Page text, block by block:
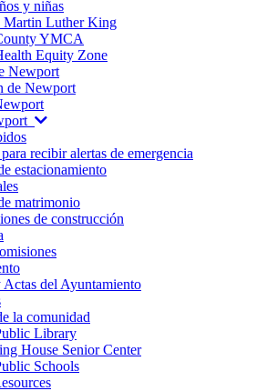
y niñas
Martin Luther King
YMCA
Equity Zone
Newport
de Newport
recibir alertas de emergencia
estacionamiento
matrimonio
de construcción
Actas del Ayuntamiento
la comunidad
Library
House Senior Center
Schools